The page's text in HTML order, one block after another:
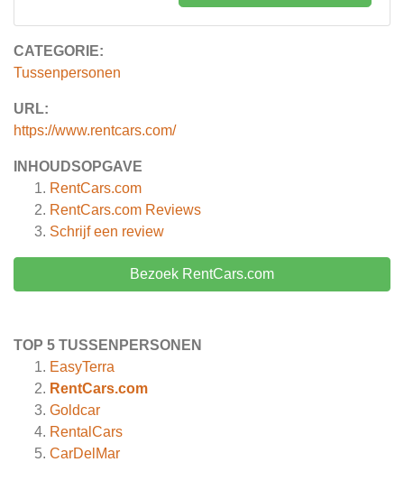
CATEGORIE:
Tussenpersonen
URL:
https://www.rentcars.com/
INHOUDSOPGAVE
RentCars.com
RentCars.com Reviews
Schrijf een review
Bezoek RentCars.com
TOP 5 TUSSENPERSONEN
EasyTerra
RentCars.com
Goldcar
RentalCars
CarDelMar